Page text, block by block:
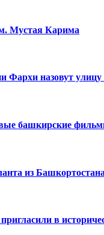
Мустая Карима
Фархи назовут
башкирские
из Башкортостана
в